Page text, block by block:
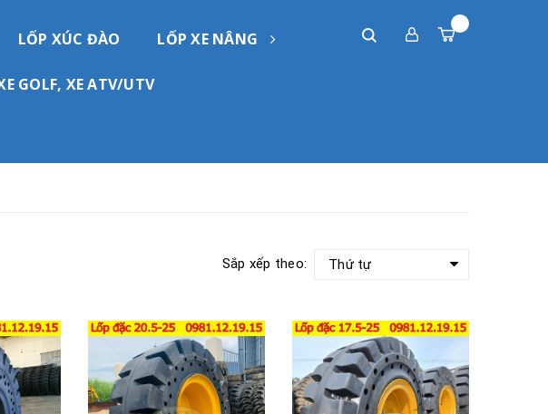
LỐP XÚC ĐÀO LỐP XE NÂNG
GOLF, XE ATV/UTV
Sắp xếp theo: Thứ tự